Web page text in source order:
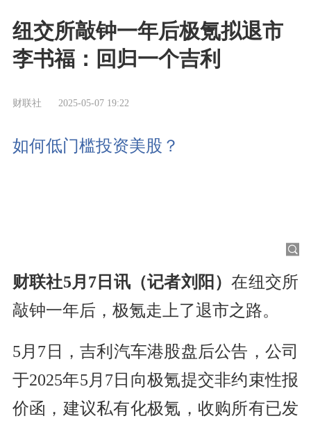
纽交所敲钟一年后极氪拟退市
李书福：回归一个吉利
财联社 2025-05-07 19:22
如何低门槛投资美股？
财联社5月7日讯（记者刘阳）在纽交所
敲钟一年后，极氪走上了退市之路。
5月7日，吉利汽车港股盘后公告，公司
于2025年5月7日向极氪提交非约束性报
价函，建议私有化极氪，收购所有已发